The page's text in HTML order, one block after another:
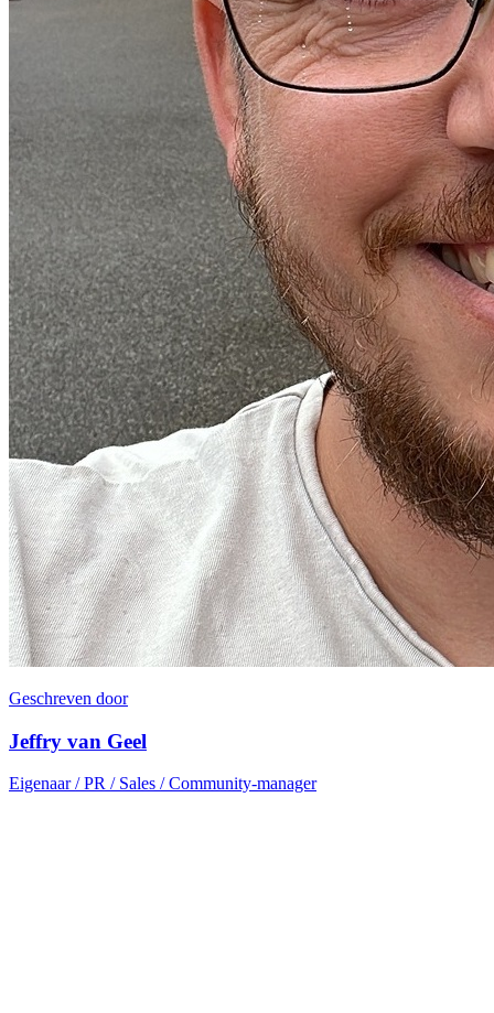
Geschreven door
Jeffry van Geel
Eigenaar / PR / Sales / Community-manager